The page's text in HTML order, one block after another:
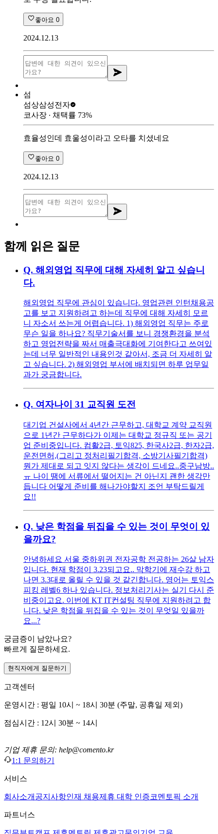
좋아요 0
2024.12.13
섬
섬상삼성전자
코사장 ∙ 채택률 73%
효율성인데 효울성이라고 오타를 치셨네요
좋아요 0
2024.12.13
함께 읽은 질문
Q. 해외영업 직무에 대해 자세히 알고 싶습니
다.
해외영업 직무에 관심이 있습니다. 영업관련 인턴채용공
고를 보고 지원하려고 하는데 직무에 대해 자세히 모르
니 자소서 쓰는게 어렵습니다. 1) 해외영업 직무는 주로
무슨 일을 하나요? 직무기술서를 보니 경쟁환경을 분석
하고 영업전략을 짜서 매출극대화에 기여한다고 쓰여있
는데 너무 일반적인 내용인것 같아서, 조금 더 자세히 알
고 싶습니다. 2) 해외영업 부서에 배치되면 하루 업무일
과가 궁금합니다.
Q. 여자나이 31 교직원 도전
대기업 건설사에서 4년간 근무하고, 대학교 계약 교직원
으로 1년간 근무하다가 이제는 대학교 정규직 또는 공기
업 준비중입니다. 컴활2급, 토익825, 한국사2급, 한자2급,
운전면허,(그리고 정처리필기합격, 소방기사필기합격)
뭔가 제대로 되고 잇지 않다는 생각이 드네요..중구남방..
ㅠ 나이 땜에 서류에서 떨어지는 건 아닌지 괜한 생각만
듭니다 어떻게 준비를 해나가야할지 조언 부탁드릴게
요!!
Q. 낮은 학점을 뒤집을 수 있는 것이 무엇이 있
을까요?
안녕하세요 서울 중하위권 전자공학 전공하는 26살 남자
입니다. 현재 학점이 3.23되고요.. 막학기에 재수강 하고
나면 3.3대로 올릴 수 있을 것 같긴합니다. 영어는 토익스
피킹 레벨6 하나 있습니다. 정보처리기사는 실기 다시 준
비중이고요. 이번에 KT IT컨설팅 직무에 지원하려고 합
니다. 낮은 학점을 뒤집을 수 있는 것이 무엇일 있을까
요...?
궁금증이 남았나요?
빠르게 질문하세요.
현직자에게 질문하기
고객센터
운영시간 : 평일 10시 ~ 18시 30분 (주말, 공휴일 제외)
점심시간 : 12시 30분 ~ 14시
기업 제휴 문의: help@comento.kr
1:1 문의하기
서비스
회사소개 공지사항인재 채용제휴 대학 인증코멘토픽 소개
파트너스